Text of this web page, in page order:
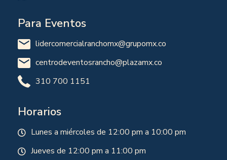
Para Eventos
lidercomercialranchomx@grupomx.co
centrodeventosrancho@plazamx.co
310 700 1151
Horarios
Lunes a miércoles de 12:00 pm a 10:00 pm
Jueves de 12:00 pm a 11:00 pm